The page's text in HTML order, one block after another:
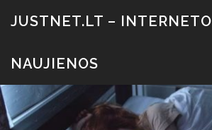
prieJUSTNET.LT – INTERNETO
NAUJIENOS